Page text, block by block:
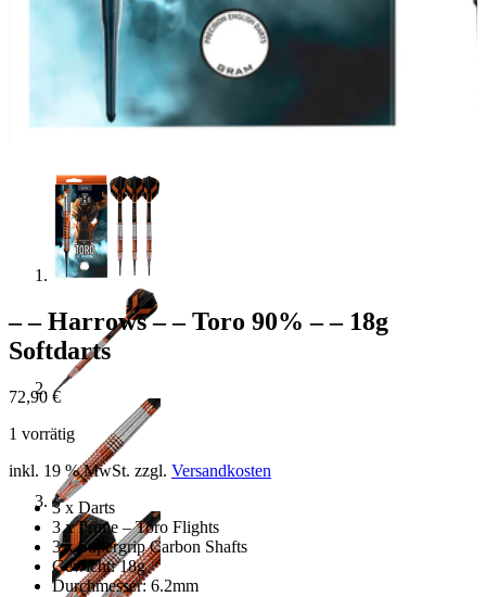
– – Harrows – – Toro 90% – – 18g
Softdarts
72,90 €
1 vorrätig
inkl. 19 % MwSt. zzgl. Versandkosten
3 x Darts
3 x Prime – Toro Flights
3 x Supergrip Carbon Shafts
Gewicht: 18g
Durchmesser: 6.2mm